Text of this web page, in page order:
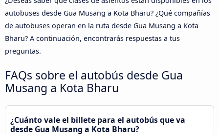
autobuses desde Gua Musang a Kota Bharu? ¿Qué compañías
de autobuses operan en la ruta desde Gua Musang a Kota
Bharu? A continuación, encontrarás respuestas a tus
preguntas.
FAQs sobre el autobús desde Gua
Musang a Kota Bharu
¿Cuánto vale el billete para el autobús que va
desde Gua Musang a Kota Bharu?